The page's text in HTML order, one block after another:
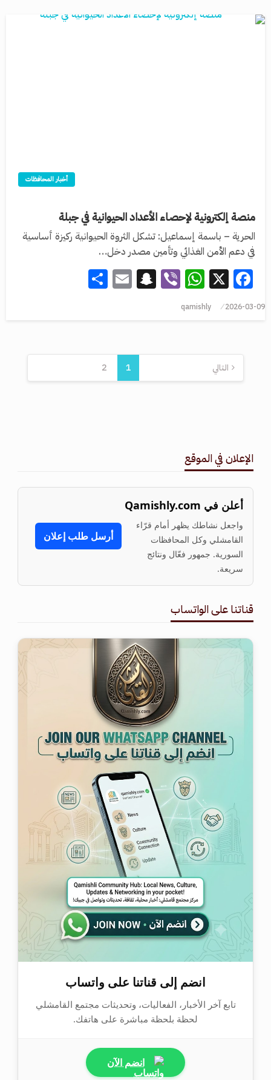
أخبار المحافظات
منصة إلكترونية لإحصاء الأعداد الحيوانية في جبلة
الحرية – باسمة إسماعيل: تشكل الثروة الحيوانية ركيزة أساسية
في دعم الأمن الغذائي وتأمين مصدر دخل…
Facebook
X
WhatsApp
Viber
Snapchat
Email
2026-03-09
qamishly
1
2 التالي
الإعلان في الموقع
أعلن في Qamishly.com
واجعل نشاطك يظهر أمام قرّاء
القامشلي وكل المحافظات
السورية. جمهور فعّال ونتائج
سريعة.
أرسل طلب إعلان
قناتنا على الواتساب
انضم إلى قناتنا على واتساب
تابع آخر الأخبار، الفعاليات، وتحديثات مجتمع القامشلي
لحظة بلحظة مباشرة على هاتفك.
انضم الآن